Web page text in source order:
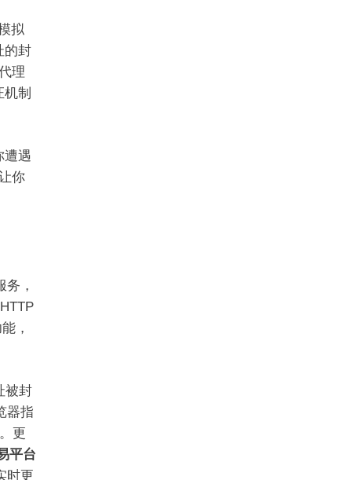
拟
的封
理
制
遭遇
你
，
，
被封
器指
更
平台
时更